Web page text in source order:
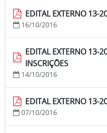
EDITAL EXTERNO 13-
16/10/2016
EDITAL EXTERNO 13-
INSCRIÇÕES
14/10/2016
EDITAL EXTERNO 13-
07/10/2016